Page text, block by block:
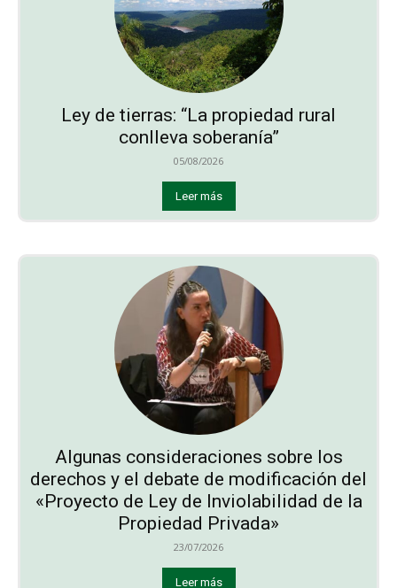
Ley de tierras: “La propiedad rural
conlleva soberanía”
05/08/2026
Leer más
Algunas consideraciones sobre los
derechos y el debate de modificación del
«Proyecto de Ley de Inviolabilidad de la
Propiedad Privada»
23/07/2026
Leer más